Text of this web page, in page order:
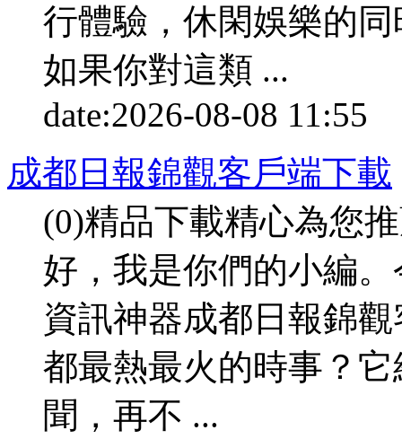
行體驗，休閑娛樂的
如果你對這類 ...
date:2026-08-08 11:55
成都日報錦觀客戶端下載
(0)精品下載精心為您
好，我是你們的小編
資訊神器成都日報錦
都最熱最火的時事？
聞，再不 ...